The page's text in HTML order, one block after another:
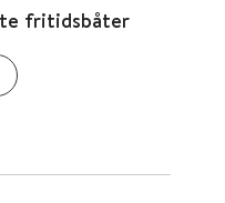
fritidsbåter